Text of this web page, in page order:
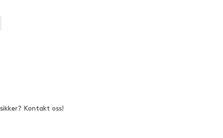
Kontakt oss!